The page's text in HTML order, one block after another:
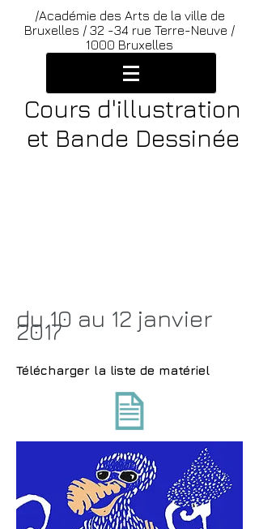
/Académie des Arts de la ville de
Bruxelles / 32 -34 rue Terre-Neuve /
1000 Bruxelles
Cours d'illustration
et Bande Dessinée
du 10 au 12 janvier
2017
Télécharger la liste de matériel